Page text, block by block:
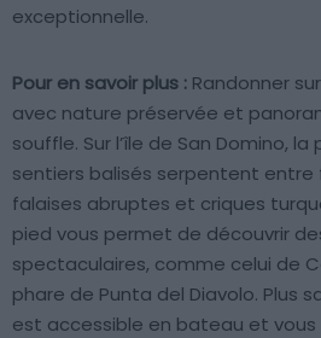
exceptionnelle.
Pour en savoir plus : Randonner
avec nature préservée et
souffle. Sur l’île de San Domino,
sentiers balisés serpentent entre
falaises abruptes et criques
pied vous permet de découvrir
spectaculaires, comme celui de
phare de Punta del Diavolo. Plus
est accessible en bateau et